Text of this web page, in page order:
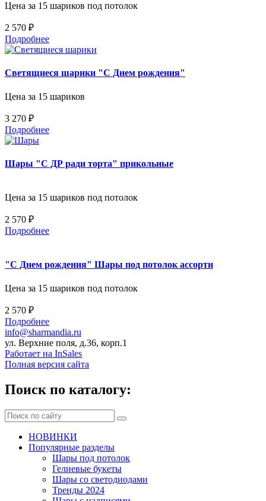
Цена за 15 шариков под потолок
2 570 ₽
Подробнее
Светящиеся шарики "С Днем рождения"
Цена за 15 шариков
3 270 ₽
Подробнее
Шары "С ДР ради торта" прикольные
Цена за 15 шариков под потолок
2 570 ₽
Подробнее
"С Днем рождения" Шары под потолок ассорти
Цена за 15 шариков под потолок
2 570 ₽
Подробнее
info@sharmandia.ru
ул. Верхние поля, д.36, корп.1
Работает на InSales
Полная версия сайта
Поиск по каталогу:
НОВИНКИ
Популярные разделы
Шары под потолок
Гелиевые букеты
Шары со светодиодами
Тренды 2024